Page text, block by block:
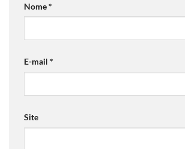
Nome*
E-mail *
Site